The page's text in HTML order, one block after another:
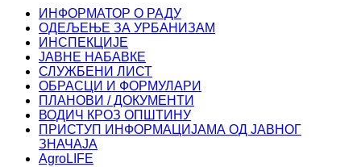
ИНФОРМАТОР О РАДУ
ОДЕЉЕЊЕ ЗА УРБАНИЗАМ
ИНСПЕКЦИЈЕ
ЈАВНЕ НАБАВКЕ
СЛУЖБЕНИ ЛИСТ
ОБРАСЦИ И ФОРМУЛАРИ
ПЛАНОВИ / ДОКУМЕНТИ
ВОДИЧ КРОЗ ОПШТИНУ
ПРИСТУП ИНФОРМАЦИЈАМА ОД ЈАВНОГ
ЗНАЧАЈА
AgroLIFE